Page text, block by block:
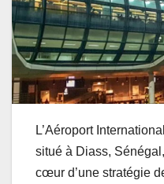
L’Aéroport
situé à Diass,
cœur d’une stratégie